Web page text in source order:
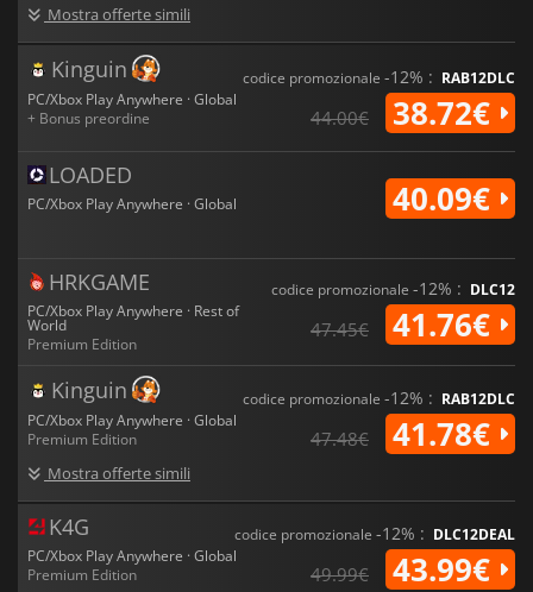
Mostra offerte simili
Kinguin
PC/Xbox Play Anywhere · Global
+ Bonus preordine
codice promozionale -12% : RAB12DLC
44.00€ 38.72€
LOADED
PC/Xbox Play Anywhere · Global 40.09€
HRKGAME
PC/Xbox Play Anywhere · Rest of
World
Premium Edition
codice promozionale -12% : DLC12
47.45€ 41.76€
Kinguin
PC/Xbox Play Anywhere · Global
Premium Edition
Mostra offerte simili
codice promozionale -12% : RAB12DLC
47.48€ 41.78€
K4G
PC/Xbox Play Anywhere · Global
Premium Edition
codice promozionale -12% : DLC12DEAL
49.99€ 43.99€